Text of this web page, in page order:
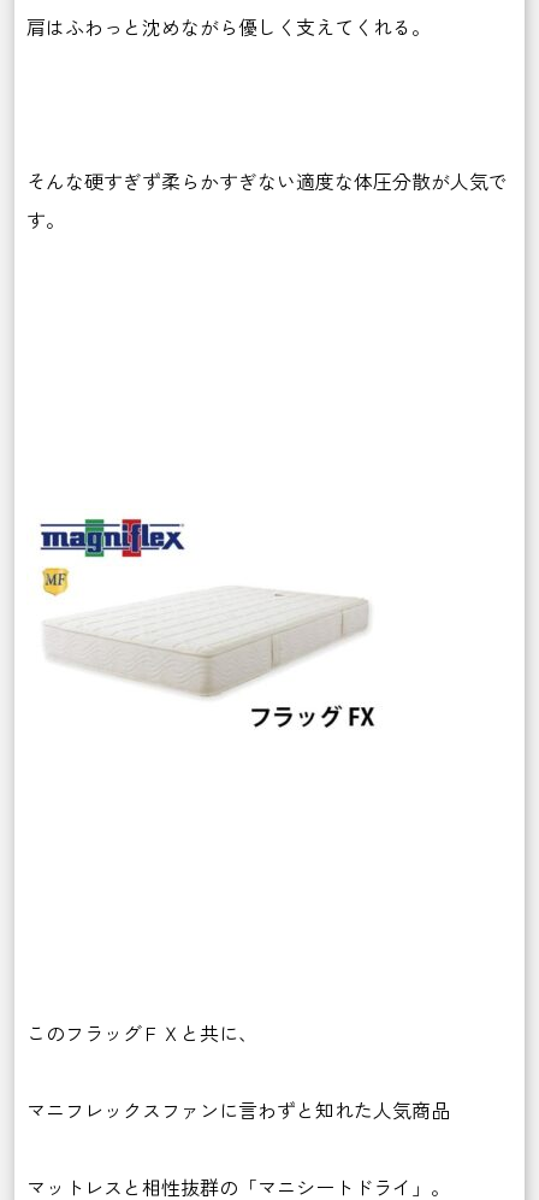
肩はふわっと沈めながら優しく支えてくれる。
そんな硬すぎず柔らかすぎない適度な体圧分散が人気で
す。
このフラッグＦＸと共に、
マニフレックスファンに言わずと知れた人気商品
マットレスと相性抜群の「マニシートドライ」。